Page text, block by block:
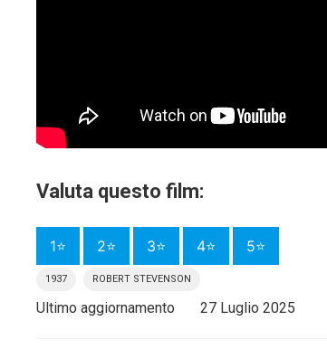
Valuta questo film:
1⭐ 2⭐ 3⭐ 4⭐ 5⭐
1937 ROBERT STEVENSON
Ultimo aggiornamento 27 Luglio 2025